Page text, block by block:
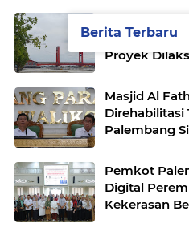
Revitalisasi
Hampir Rp10
Proyek
Masjid Al
Direhabilitasi
Palembang
Pemkot
Digital
Kekerasan
Berita Terbaru